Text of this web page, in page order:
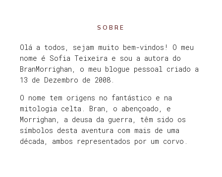
SOBRE
Olá a todos, sejam muito bem-vindos! O meu
nome é Sofia Teixeira e sou a autora do
BranMorrighan, o meu blogue pessoal criado a
13 de Dezembro de 2008.
O nome tem origens no fantástico e na
mitologia celta. Bran, o abençoado, e
Morrighan, a deusa da guerra, têm sido os
símbolos desta aventura com mais de uma
década, ambos representados por um corvo.